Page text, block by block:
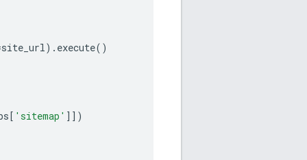
site_url) . execute()
[ 'sitemap' ]])